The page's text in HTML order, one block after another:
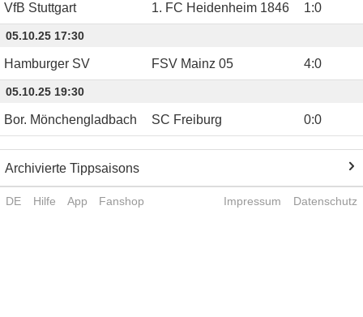
VfB Stuttgart 1. FC Heidenheim 1846 1:0
05.10.25 17:30
Hamburger SV FSV Mainz 05 4:0
05.10.25 19:30
Bor. Mönchengladbach SC Freiburg 0:0
Archivierte Tippsaisons
DE Hilfe App Fanshop Impressum Datenschutz